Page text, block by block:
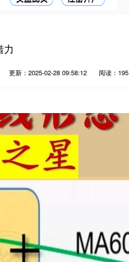
更新：2025-02-28 09:58:12 阅读：195